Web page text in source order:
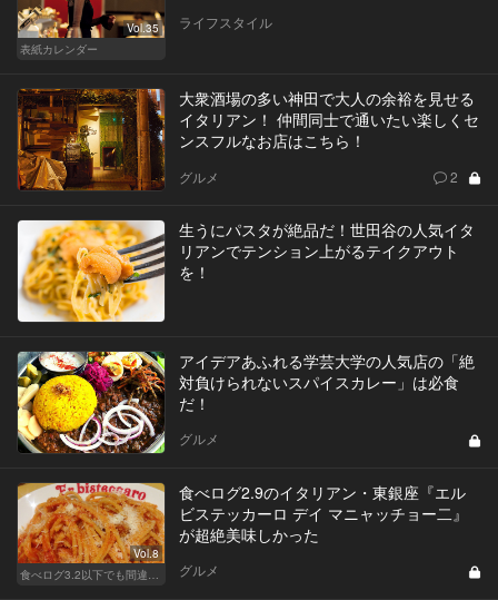
Vol.35
表紙カレンダー
ライフスタイル
大衆酒場の多い神田で大人の余裕を見せる
イタリアン！ 仲間同士で通いたい楽しくセ
ンスフルなお店はこちら！
グルメ 2
生うにパスタが絶品だ！世田谷の人気イタ
リアンでテンション上がるテイクアウト
を！
アイデアあふれる学芸大学の人気店の「絶
対負けられないスパイスカレー」は必食
だ！
グルメ
Vol.8
食べログ2.9のイタリアン・東銀座『エル
ビステッカーロ デイ マニャッチョー二』
が超絶美味しかった
グルメ